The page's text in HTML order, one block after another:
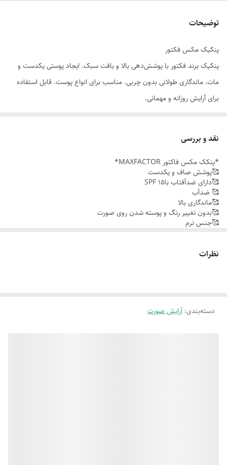
توضیحات
پنکیک مکس فکتور
پنکیک برند فکتور با پوشش‌دهی بالا و بافت سبک. ایجاد پوستی یکدست و
مات. ماندگاری طولانی بدون چربی. مناسب برای انواع پوست. قابل استفاده
برای آرایش روزانه و مهمانی.
نقد و بررسی
*پنکک مکس فاکتور MAXFACTOR*
🥰پوشش صاف و یکدست
🥰دارای ضدآفتاب باSPF 15
🥰 ضدآب
🥰ماندگاری بالا
🥰بدون تغییر رنگ و پوسته شدن روی صورت
🥰جنس نرم
نظرات
دسته‌بندی:آرایش صورت